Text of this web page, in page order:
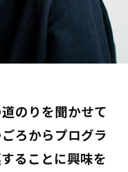
のりを聞かせて
ろからプログラ
ることに興味を